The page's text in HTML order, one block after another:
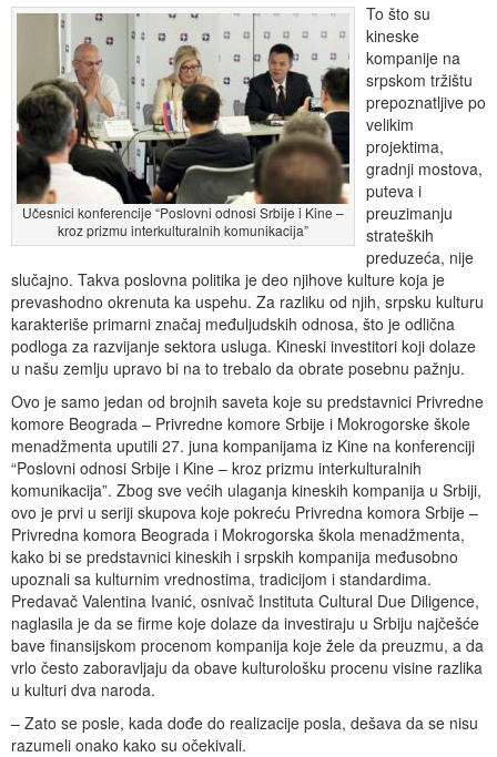
Učesnici konferencije “Poslovni odnosi Srbije i Kine –
kroz prizmu interkulturalnih komunikacija”
To što su
kineske
kompanije na
srpskom tržištu
prepoznatljive po
velikim
projektima,
gradnji mostova,
puteva i
preuzimanju
strateških
preduzeća, nije
slučajno. Takva poslovna politika je deo njihove kulture koja je
prevashodno okrenuta ka uspehu. Za razliku od njih, srpsku kulturu
karakteriše primarni značaj međuljudskih odnosa, što je odlična
podloga za razvijanje sektora usluga. Kineski investitori koji dolaze
u našu zemlju upravo bi na to trebalo da obrate posebnu pažnju.
Ovo je samo jedan od brojnih saveta koje su predstavnici Privredne
komore Beograda – Privredne komore Srbije i Mokrogorske škole
menadžmenta uputili 27. juna kompanijama iz Kine na konferenciji
“Poslovni odnosi Srbije i Kine – kroz prizmu interkulturalnih
komunikacija”. Zbog sve većih ulaganja kineskih kompanija u Srbiji,
ovo je prvi u seriji skupova koje pokreću Privredna komora Srbije –
Privredna komora Beograda i Mokrogorska škola menadžmenta,
kako bi se predstavnici kineskih i srpskih kompanija međusobno
upoznali sa kulturnim vrednostima, tradicijom i standardima.
Predavač Valentina Ivanić, osnivač Instituta Cultural Due Diligence,
naglasila je da se firme koje dolaze da investiraju u Srbiju najčešće
bave finansijskom procenom kompanija koje žele da preuzmu, a da
vrlo često zaboravljaju da obave kulturološku procenu visine razlika
u kulturi dva naroda.
– Zato se posle, kada dođe do realizacije posla, dešava da se nisu
razumeli onako kako su očekivali.